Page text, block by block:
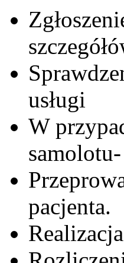
usługi
W
pacjenta.